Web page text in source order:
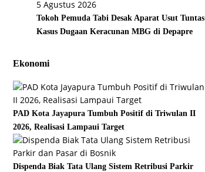
5 Agustus 2026
Tokoh Pemuda Tabi Desak Aparat Usut Tuntas
Kasus Dugaan Keracunan MBG di Depapre
Ekonomi
PAD Kota Jayapura Tumbuh Positif di Triwulan II
2026, Realisasi Lampaui Target
Dispenda Biak Tata Ulang Sistem Retribusi Parkir